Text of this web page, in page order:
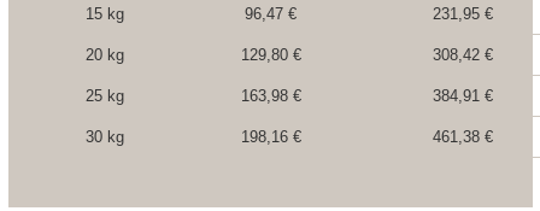
15 kg 96,47 € 231,95 €
20 kg 129,80 € 308,42 €
25 kg 163,98 € 384,91 €
30 kg 198,16 € 461,38 €